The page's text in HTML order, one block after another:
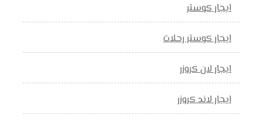
ايجار كوستر
ايجار كوستر رحلات
ايجار لان كروزر
ايجار لاند كروزر